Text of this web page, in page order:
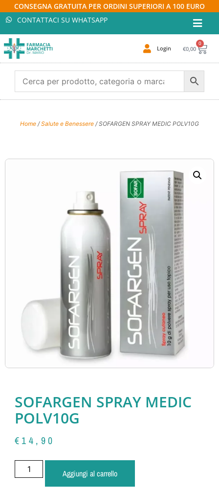
CONSEGNA GRATUITA PER ORDINI SUPERIORI A 100 EURO
CONTATTACI SU WHATSAPP
Login €0,00
0
Home /Salute e Benessere / SOFARGEN SPRAY MEDIC POLV10G
SOFARGEN SPRAY MEDIC
POLV10G
€ 14,90
Aggiungi al carrello